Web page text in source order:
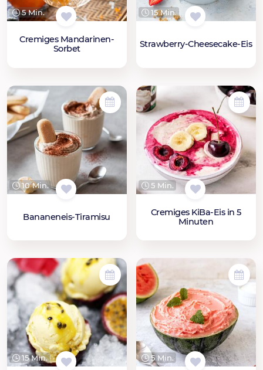
5 Min.
Cremiges Mandarinen-
Sorbet
15 Min.
Strawberry-Cheesecake-Eis
10 Min.
Bananeneis-Tiramisu
5 Min.
Cremiges KiBa-Eis in 5
Minuten
15 Min. 5 Min.